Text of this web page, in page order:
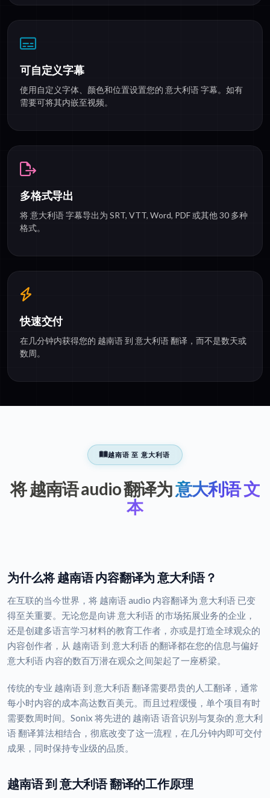
可自定义字幕
使用自定义字体、颜色和位置设置您的 意大利语 字幕。如有
需要可将其内嵌至视频。
多格式导出
将 意大利语 字幕导出为 SRT, VTT, Word, PDF 或其他 30 多种
格式。
快速交付
在几分钟内获得您的 越南语 到 意大利语 翻译，而不是数天或
数周。
越南语 至 意大利语
将 越南语 audio 翻译为意大利语 文
本
为什么将 越南语 内容翻译为 意大利语？
在互联的当今世界，将 越南语 audio 内容翻译为 意大利语 已变
得至关重要。无论您是向讲 意大利语 的市场拓展业务的企业，
还是创建多语言学习材料的教育工作者，亦或是打造全球观众的
内容创作者，从 越南语 到 意大利语 的翻译都在您的信息与偏好
意大利语 内容的数百万潜在观众之间架起了一座桥梁。
传统的专业 越南语 到 意大利语 翻译需要昂贵的人工翻译，通常
每小时内容的成本高达数百美元。而且过程缓慢，单个项目有时
需要数周时间。Sonix 将先进的 越南语 语音识别与复杂的 意大利
语 翻译算法相结合，彻底改变了这一流程，在几分钟内即可交付
成果，同时保持专业级的品质。
越南语 到 意大利语 翻译的工作原理